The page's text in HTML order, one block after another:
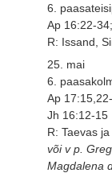
6.
Ap 16:22-
R: Issand,
25. mai
6.
Ap
Jh 16:12-15
R: Taevas
või v p.
Magdalena